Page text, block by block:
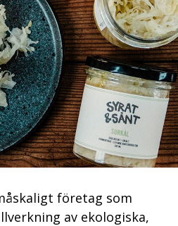
företag som
av ekologiska,